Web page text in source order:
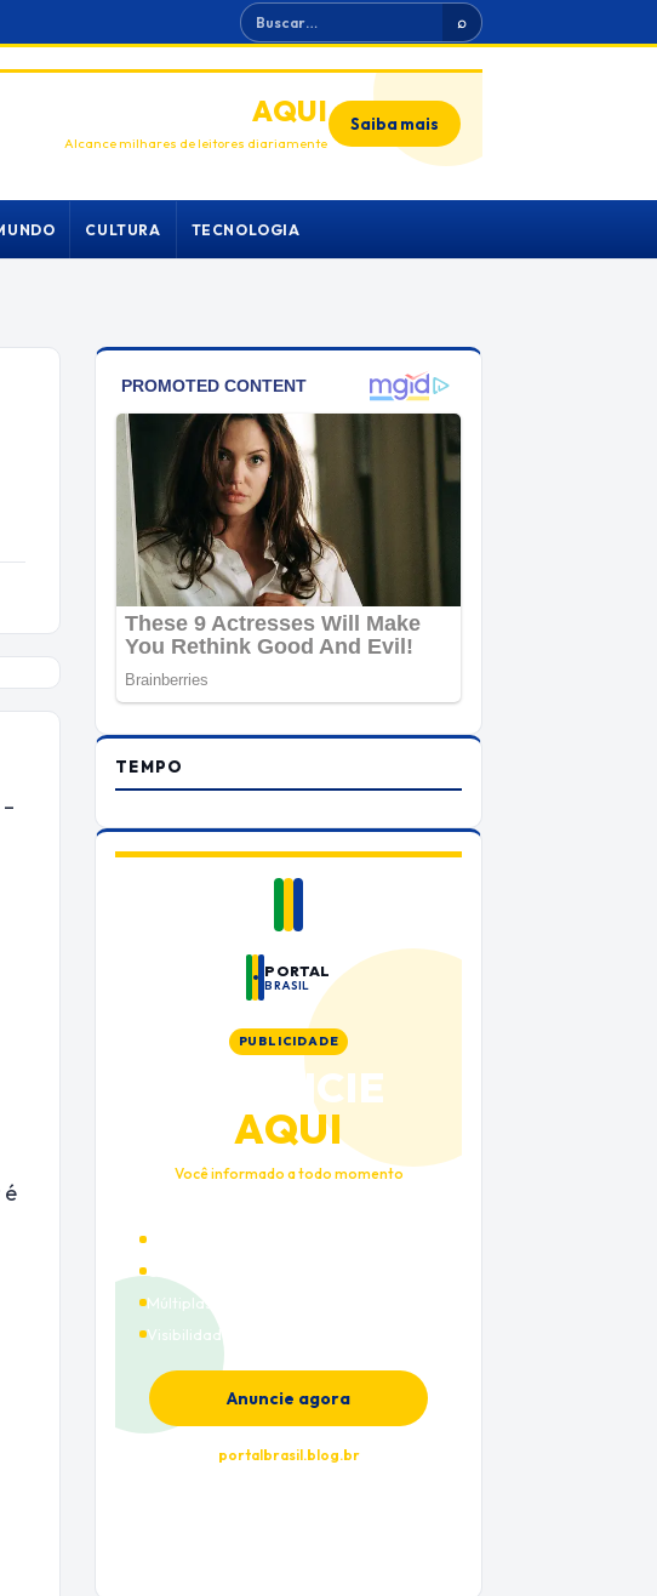
Buscar ⌕
ANUNCIEAQUI
Alcance milhares de leitores diariamente
Saiba mais
CULTURA TECNOLOGIA
é
TEMPO
PORTAL
BRASIL
PUBLICIDADE
ANUNCIE
AQUI
Você informado a todo momento
Cobertura nacional
Múltiplas categorias
Visibilidade premium
Anuncie agora
portalbrasil.blog.br